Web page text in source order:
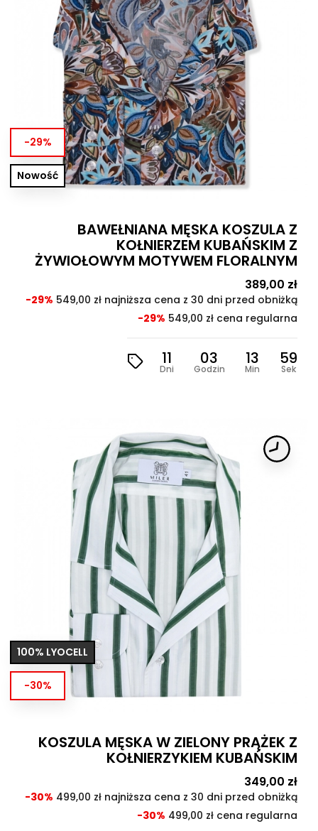
-29%
Nowość
BAWEŁNIANA MĘSKA KOSZULA Z
KOŁNIERZEM KUBAŃSKIM Z
ŻYWIOŁOWYM MOTYWEM FLORALNYM
Cena
389,00 zł
-29% 549,00 zł najniższa cena z 30 dni przed obniżką
-29% 549,00 zł cena regularna
11
Dni
03
Godzin
13
Min
57
Sek
100% LYOCELL
-30%
KOSZULA MĘSKA W ZIELONY PRĄŻEK Z
KOŁNIERZYKIEM KUBAŃSKIM
Cena
349,00 zł
-30% 499,00 zł najniższa cena z 30 dni przed obniżką
-30% 499,00 zł cena regularna